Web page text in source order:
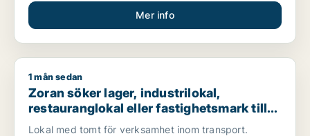
Mer info
Zoran söker lager, industrilokal, restauranglokal eller
1 mån sedan
Zoran söker lager, industrilokal,
restauranglokal eller fastighetsmark till
salu i Malmö
Lokal med tomt för verksamhet inom transport.